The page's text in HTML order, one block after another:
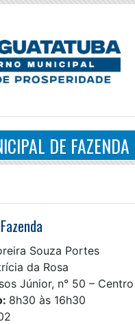
DE FAZENDA
Souza Portes
da Rosa
Júnior, n° 50 –
8h30 às 16h30